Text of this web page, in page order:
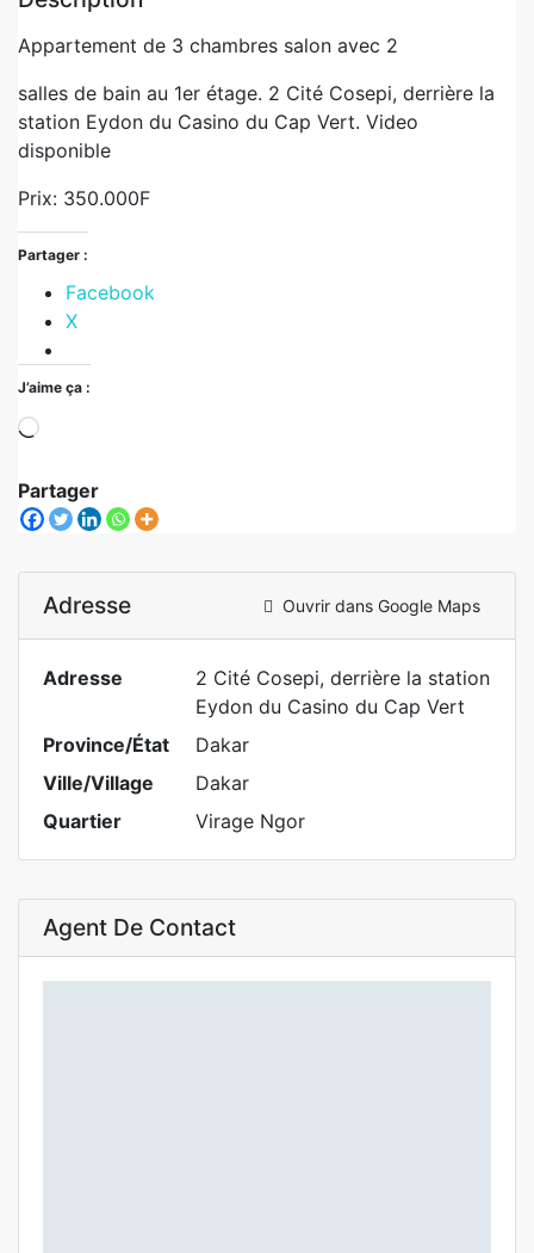
Appartement de 3 chambres salon avec 2
salles de bain au 1er étage. 2 Cité Cosepi, derrière la
station Eydon du Casino du Cap Vert. Video
disponible
Prix: 350.000F
Partager :
Facebook
X
J’aime ça :
Partager
Adresse Ouvrir dans Google Maps
Adresse
2 Cité Cosepi, derrière la station
Eydon du Casino du Cap Vert
Province/État
Dakar
Ville/Village
Dakar
Quartier
Virage Ngor
Agent De Contact